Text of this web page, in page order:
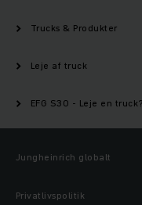
Trucks & Produkter
Leje af truck
Jungheinrich globalt
Privatlivspolitik